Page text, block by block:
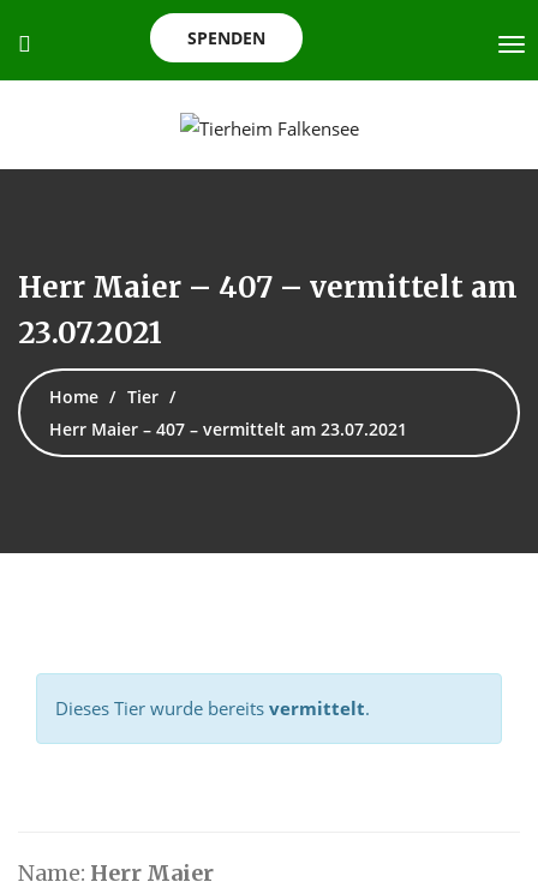
SPENDEN
Herr Maier – 407 – vermittelt am
23.07.2021
Home
Tier
Herr Maier – 407 – vermittelt am 23.07.2021
Dieses Tier wurde bereits vermittelt.
Name: Herr Maier